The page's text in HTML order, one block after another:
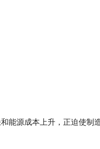
能源成本上升，正迫使制